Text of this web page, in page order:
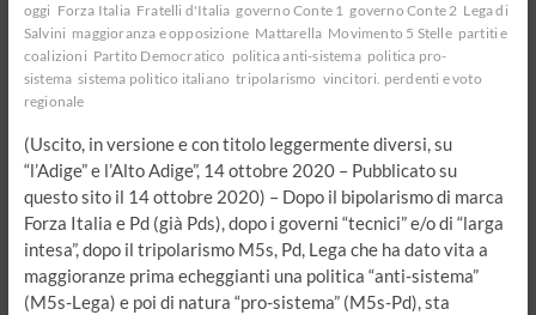
oggi Forza Italia Fratelli d'Italia governo Conte 1 governo Conte 2 Lega di
Salvini maggioranza e opposizione Mattarella Movimento 5 Stelle partiti e
coalizioni Partito Democratico politica anti-sistema politica pro-
sistema sistema politico italiano tripolarismo vincitori. perdenti e voto
regionale
(Uscito, in versione e con titolo leggermente diversi, su
“l’Adige” e l’Alto Adige”, 14 ottobre 2020 – Pubblicato su
questo sito il 14 ottobre 2020) – Dopo il bipolarismo di marca
Forza Italia e Pd (già Pds), dopo i governi “tecnici” e/o di “larga
intesa”, dopo il tripolarismo M5s, Pd, Lega che ha dato vita a
maggioranze prima echeggianti una politica “anti-sistema”
(M5s-Lega) e poi di natura “pro-sistema” (M5s-Pd), sta